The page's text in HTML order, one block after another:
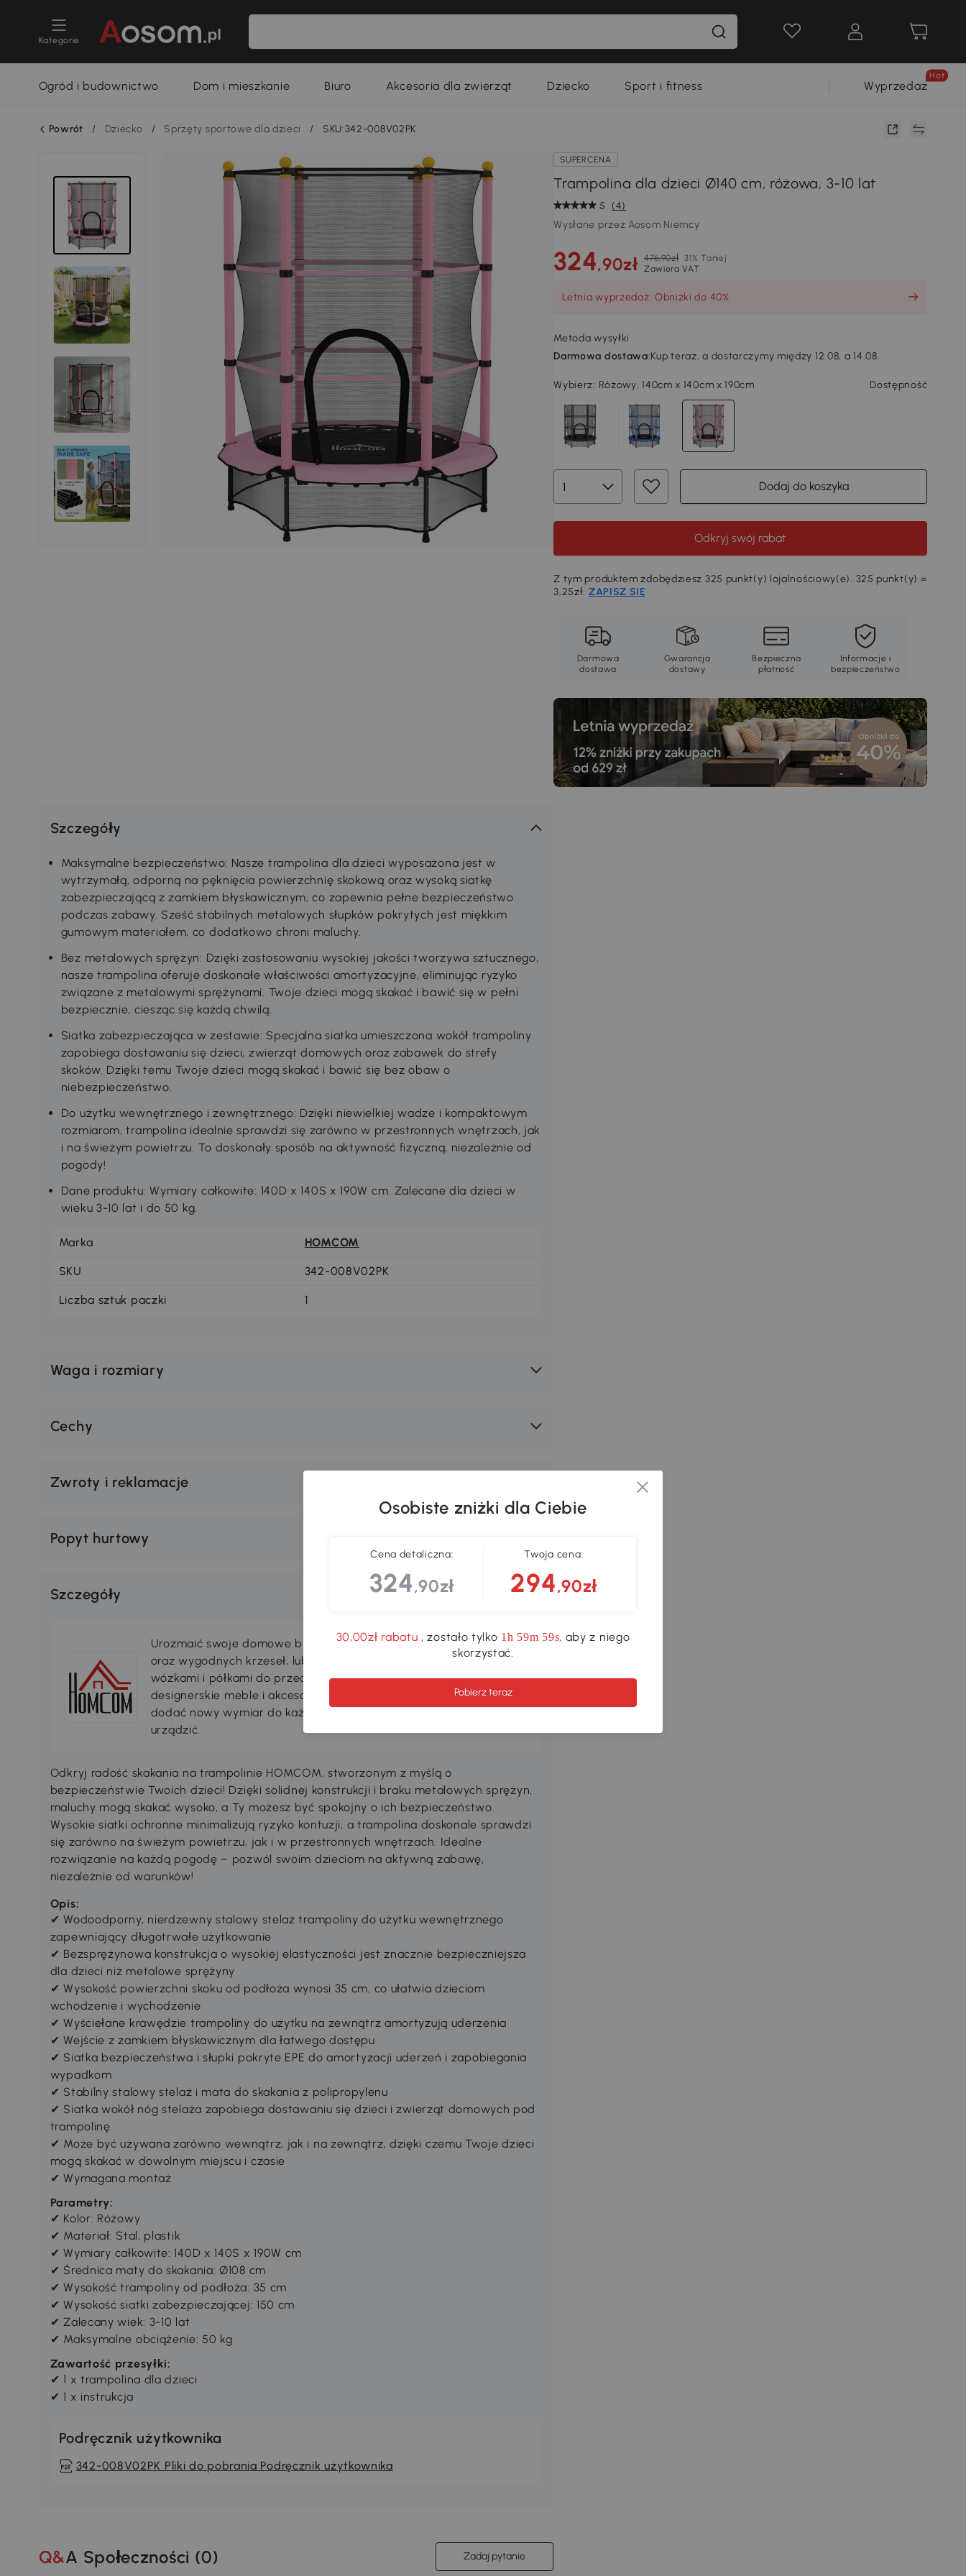
Kategorie
Ogród i budownictwo Dom i mieszkanie Biuro Akcesoria dla zwierząt Dziecko Sport i fitness Wyprzedaż
Hot
Powrót / Dziecko / Sprzęty sportowe dla dzieci / SKU:342-008V02PK
SUPERCENA
Trampolina dla dzieci Ø140 cm, różowa, 3-10 lat
5
(4)
Wysłane przez Aosom Niemcy
324,90zł 476,90zł 31% Taniej
Zawiera VAT
Letnia wyprzedaż: Obniżki do 40%
Metoda wysyłki
Darmowa dostawa:Kup teraz, a dostarczymy między 12.08, a 14.08.
Wybierz: Różowy, 140cm x 140cm x 190cm Dostępność
Dodaj do koszyka
Odkryj swój rabat
Z tym produktem zdobędziesz 325 punkt(y) lojalnościowy(e). 325 punkt(y) =
3,25zł. ZAPISZ SIĘ
Darmowa
dostawa
Gwarancja
dostawy
Bezpieczna
płatność
Informacje i
bezpieczeństwo
Szczegóły
Maksymalne bezpieczeństwo: Nasze trampolina dla dzieci wyposażona jest w
wytrzymałą, odporną na pęknięcia powierzchnię skokową oraz wysoką siatkę
zabezpieczającą z zamkiem błyskawicznym, co zapewnia pełne bezpieczeństwo
podczas zabawy. Sześć stabilnych metalowych słupków pokrytych jest miękkim
gumowym materiałem, co dodatkowo chroni maluchy.
Bez metalowych sprężyn: Dzięki zastosowaniu wysokiej jakości tworzywa sztucznego,
nasze trampolina oferuje doskonałe właściwości amortyzacyjne, eliminując ryzyko
związane z metalowymi sprężynami. Twoje dzieci mogą skakać i bawić się w pełni
bezpiecznie, ciesząc się każdą chwilą.
Siatka zabezpieczająca w zestawie: Specjalna siatka umieszczona wokół trampoliny
zapobiega dostawaniu się dzieci, zwierząt domowych oraz zabawek do strefy
skoków. Dzięki temu Twoje dzieci mogą skakać i bawić się bez obaw o
niebezpieczeństwo.
Do użytku wewnętrznego i zewnętrznego: Dzięki niewielkiej wadze i kompaktowym
rozmiarom, trampolina idealnie sprawdzi się zarówno w przestronnych wnętrzach, jak
i na świeżym powietrzu. To doskonały sposób na aktywność fizyczną, niezależnie od
pogody!
Dane produktu: Wymiary całkowite: 140D x 140S x 190W cm. Zalecane dla dzieci w
wieku 3-10 lat i do 50 kg.
Marka HOMCOM
SKU 342-008V02PK
Liczba sztuk paczki 1
Waga i rozmiary
Cechy
Zwroty i reklamacje
Popyt hurtowy
Szczegóły
Urozmaić swoje domowe biuro z naszą linią biurek komputerowych
oraz wygodnych krzeseł, lub unowocześnij kuchnię naszymi
wózkami i półkami do przechowywania. Piękne skórzane stołki,
designerskie meble i akcesoria dekoracyjne są dostępne, aby
dodać nowy wymiar do każdego pomieszczenia, które chcesz
urządzić.
Odkryj radość skakania na trampolinie HOMCOM, stworzonym z myślą o
bezpieczeństwie Twoich dzieci! Dzięki solidnej konstrukcji i braku metalowych sprężyn,
maluchy mogą skakać wysoko, a Ty możesz być spokojny o ich bezpieczeństwo.
Wysokie siatki ochronne minimalizują ryzyko kontuzji, a trampolina doskonale sprawdzi
się zarówno na świeżym powietrzu, jak i w przestronnych wnętrzach. Idealne
rozwiązanie na każdą pogodę – pozwól swoim dzieciom na aktywną zabawę,
niezależnie od warunków!
Opis:
✔ Wodoodporny, nierdzewny stalowy stelaż trampoliny do użytku wewnętrznego
zapewniający długotrwałe użytkowanie
✔ Bezsprężynowa konstrukcja o wysokiej elastyczności jest znacznie bezpieczniejsza
dla dzieci niż metalowe sprężyny
✔ Wysokość powierzchni skoku od podłoża wynosi 35 cm, co ułatwia dzieciom
wchodzenie i wychodzenie
✔ Wyściełane krawędzie trampoliny do użytku na zewnątrz amortyzują uderzenia
✔ Wejście z zamkiem błyskawicznym dla łatwego dostępu
✔ Siatka bezpieczeństwa i słupki pokryte EPE do amortyzacji uderzeń i zapobiegania
wypadkom
✔ Stabilny stalowy stelaż i mata do skakania z polipropylenu
✔ Siatka wokół nóg stelaża zapobiega dostawaniu się dzieci i zwierząt domowych pod
trampolinę
✔ Może być używana zarówno wewnątrz, jak i na zewnątrz, dzięki czemu Twoje dzieci
mogą skakać w dowolnym miejscu i czasie
✔ Wymagana montaż
Parametry:
✔ Kolor: Różowy
✔ Materiał: Stal, plastik
✔ Wymiary całkowite: 140D x 140S x 190W cm
✔ Średnica maty do skakania: Ø108 cm
✔ Wysokość trampoliny od podłoża: 35 cm
✔ Wysokość siatki zabezpieczającej: 150 cm
✔ Zalecany wiek: 3-10 lat
✔ Maksymalne obciążenie: 50 kg
Zawartość przesyłki:
✔ 1 x trampolina dla dzieci
✔ 1 x instrukcja
Podręcznik użytkownika
342-008V02PK Pliki do pobrania Podręcznik użytkownika
Q&A Społeczności (0) Zadaj pytanie
Osobiste zniżki dla Ciebie
Cena detaliczna:
324,90zł
Twoja cena:
294,90zł
30,00zł rabatu , zostało tylko 1h 59m 59s, aby z niego
skorzystać.
Pobierz teraz